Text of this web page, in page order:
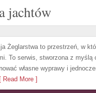
jachtów
Żeglarstwa to przestrzeń, w
To serwis, stworzona z
własne wyprawy i
Read More ]